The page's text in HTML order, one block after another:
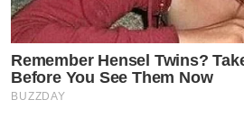
Remember Hensel Twins?
Before You See Them Now
BUZZDAY